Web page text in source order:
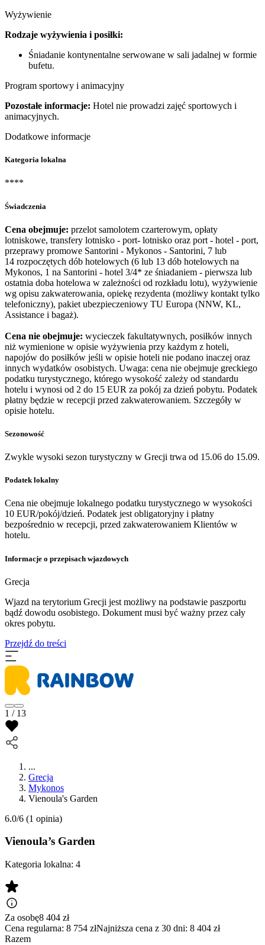
Wyżywienie
Rodzaje wyżywienia i posiłki:
Śniadanie kontynentalne serwowane w sali jadalnej w formie
bufetu.
Program sportowy i animacyjny
Pozostałe informacje: Hotel nie prowadzi zajęć sportowych i
animacyjnych.
Dodatkowe informacje
Kategoria lokalna
****
Świadczenia
Cena obejmuje: przelot samolotem czarterowym, opłaty
lotniskowe, transfery lotnisko - port- lotnisko oraz port - hotel - port,
przeprawy promowe Santorini - Mykonos - Santorini, 7 lub
14 rozpoczętych dób hotelowych (6 lub 13 dób hotelowych na
Mykonos, 1 na Santorini - hotel 3/4* ze śniadaniem - pierwsza lub
ostatnia doba hotelowa w zależności od rozkładu lotu), wyżywienie
wg opisu zakwaterowania, opiekę rezydenta (możliwy kontakt tylko
telefoniczny), pakiet ubezpieczeniowy TU Europa (NNW, KL,
Assistance i bagaż).
Cena nie obejmuje: wycieczek fakultatywnych, posiłków innych
niż wymienione w opisie wyżywienia przy każdym z hoteli,
napojów do posiłków jeśli w opisie hoteli nie podano inaczej oraz
innych wydatków osobistych. Uwaga: cena nie obejmuje greckiego
podatku turystycznego, którego wysokość zależy od standardu
hotelu i wynosi od 2 do 15 EUR za pokój za dzień pobytu. Podatek
płatny będzie w recepcji przed zakwaterowaniem. Szczegóły w
opisie hotelu.
Sezonowość
Zwykle wysoki sezon turystyczny w Grecji trwa od 15.06 do 15.09.
Podatek lokalny
Cena nie obejmuje lokalnego podatku turystycznego w wysokości
10 EUR/pokój/dzień. Podatek jest obligatoryjny i płatny
bezpośrednio w recepcji, przed zakwaterowaniem Klientów w
hotelu.
Informacje o przepisach wjazdowych
Grecja
Wjazd na terytorium Grecji jest możliwy na podstawie paszportu
bądź dowodu osobistego. Dokument musi być ważny przez cały
okres pobytu.
Przejdź do treści
1 / 13
...
Grecja
Mykonos
Vienoula's Garden
6.0/6 (1 opinia)
Vienoula’s Garden
Kategoria lokalna: 4
Za osobę8 404 zł
Cena regularna: 8 754 złNajniższa cena z 30 dni: 8 404 zł
Razem